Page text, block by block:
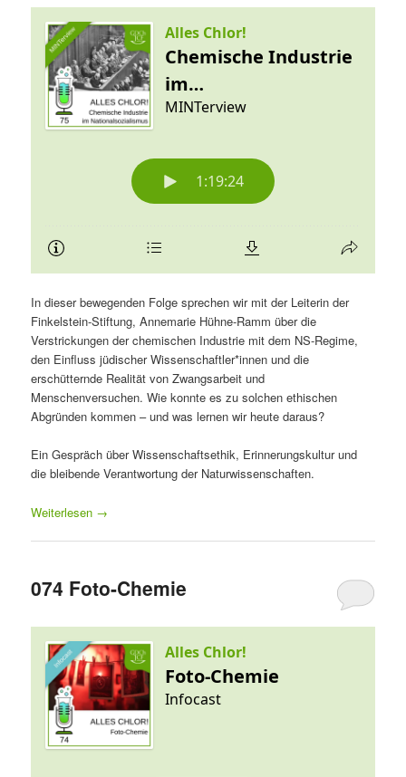
In dieser bewegenden Folge sprechen wir mit der Leiterin der
Finkelstein-Stiftung, Annemarie Hühne-Ramm über die
Verstrickungen der chemischen Industrie mit dem NS-Regime,
den Einfluss jüdischer Wissenschaftler*innen und die
erschütternde Realität von Zwangsarbeit und
Menschenversuchen. Wie konnte es zu solchen ethischen
Abgründen kommen – und was lernen wir heute daraus?
Ein Gespräch über Wissenschaftsethik, Erinnerungskultur und
die bleibende Verantwortung der Naturwissenschaften.
Weiterlesen →
074 Foto-Chemie